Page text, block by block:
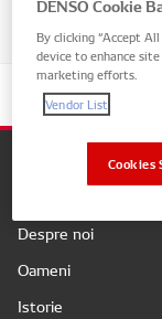
Selectează
Companie
Despre noi
Oameni
Istorie
DENSO Cookie
By clicking “Accept
device to enhance
marketing efforts.
Vendor List
Cookies